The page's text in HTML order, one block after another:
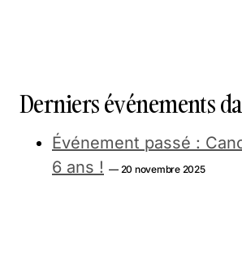
Derniers événements
Événement passé :
6 ans ! — 20 novembre 2025